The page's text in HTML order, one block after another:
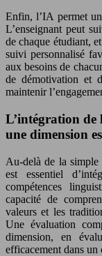
Enfin, l’IA permet
L’enseignant peut
de chaque étudiant,
suivi personnalisé
aux besoins de
de démotivation et
maintenir
L’intégration de
une dimension
Au-delà de la
est essentiel
compétences
capacité de
valeurs et les
Une évaluation
dimension, en
efficacement dans